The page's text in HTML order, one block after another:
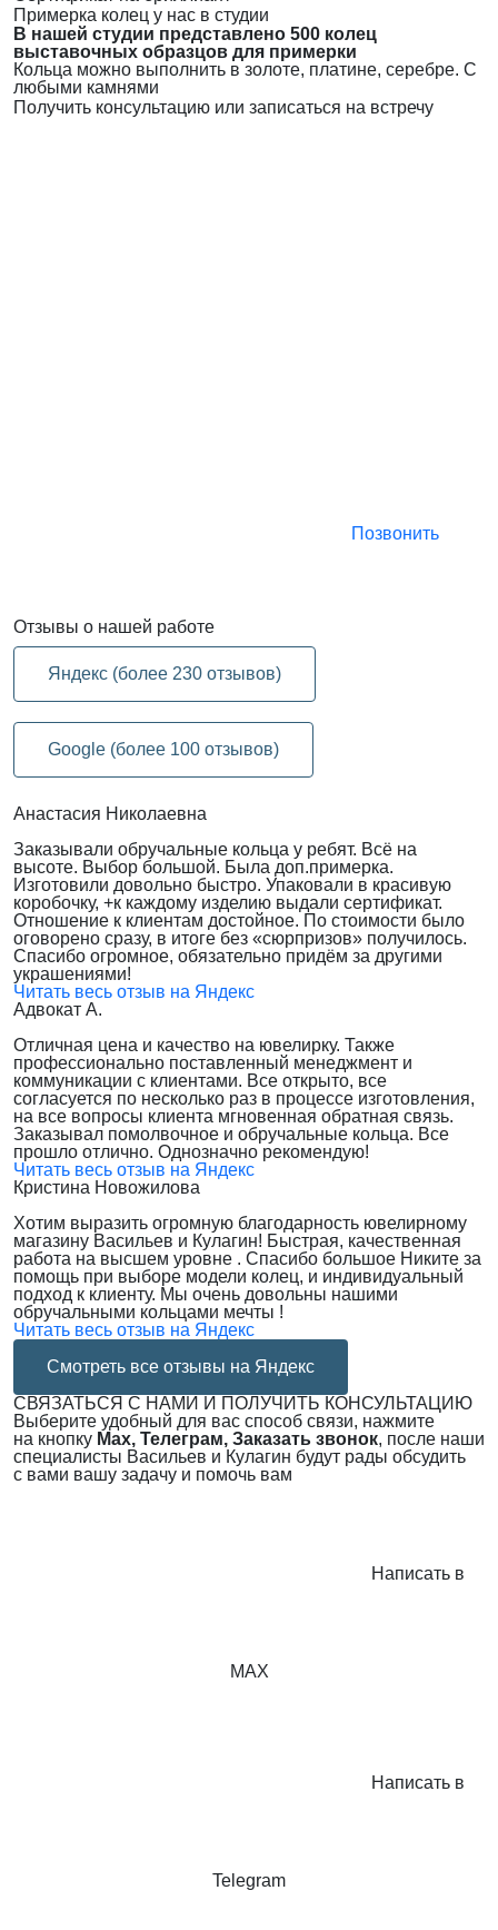
Примерка колец у нас в студии
В нашей студии представлено 500 колец
выставочных образцов для примерки
Кольца можно выполнить в золоте, платине, серебре. С
любыми камнями
Получить консультацию или записаться на встречу
Позвонить
Отзывы о нашей работе
Яндекс (более 230 отзывов)
Google (более 100 отзывов)
Анастасия Николаевна
Заказывали обручальные кольца у ребят. Всё на
высоте. Выбор большой. Была доп.примерка.
Изготовили довольно быстро. Упаковали в красивую
коробочку, +к каждому изделию выдали сертификат.
Отношение к клиентам достойное. По стоимости было
оговорено сразу, в итоге без «сюрпризов» получилось.
Спасибо огромное, обязательно придём за другими
украшениями!
Читать весь отзыв на Яндекс
Адвокат А.
Отличная цена и качество на ювелирку. Также
профессионально поставленный менеджмент и
коммуникации с клиентами. Все открыто, все
согласуется по несколько раз в процессе изготовления,
на все вопросы клиента мгновенная обратная связь.
Заказывал помолвочное и обручальные кольца. Все
прошло отлично. Однозначно рекомендую!
Читать весь отзыв на Яндекс
Кристина Новожилова
Хотим выразить огромную благодарность ювелирному
магазину Васильев и Кулагин! Быстрая, качественная
работа на высшем уровне . Спасибо большое Никите за
помощь при выборе модели колец, и индивидуальный
подход к клиенту. Мы очень довольны нашими
обручальными кольцами мечты !
Читать весь отзыв на Яндекс
Смотреть все отзывы на Яндекс
СВЯЗАТЬСЯ С НАМИ И ПОЛУЧИТЬ КОНСУЛЬТАЦИЮ
Выберите удобный для вас способ связи, нажмите
на кнопку Max, Телеграм, Заказать звонок, после наши
специалисты Васильев и Кулагин будут рады обсудить
с вами вашу задачу и помочь вам
Написать в
MAX
Написать в
Telegram